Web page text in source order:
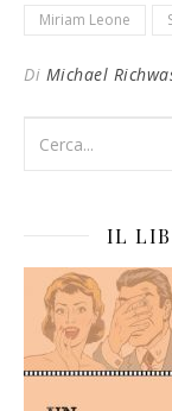
Miriam Leone
Di Michael
IL